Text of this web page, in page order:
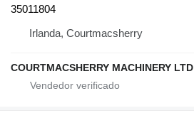
35011804
Irlanda, Courtmacsherry
COURTMACSHERRY MACHINERY LTD